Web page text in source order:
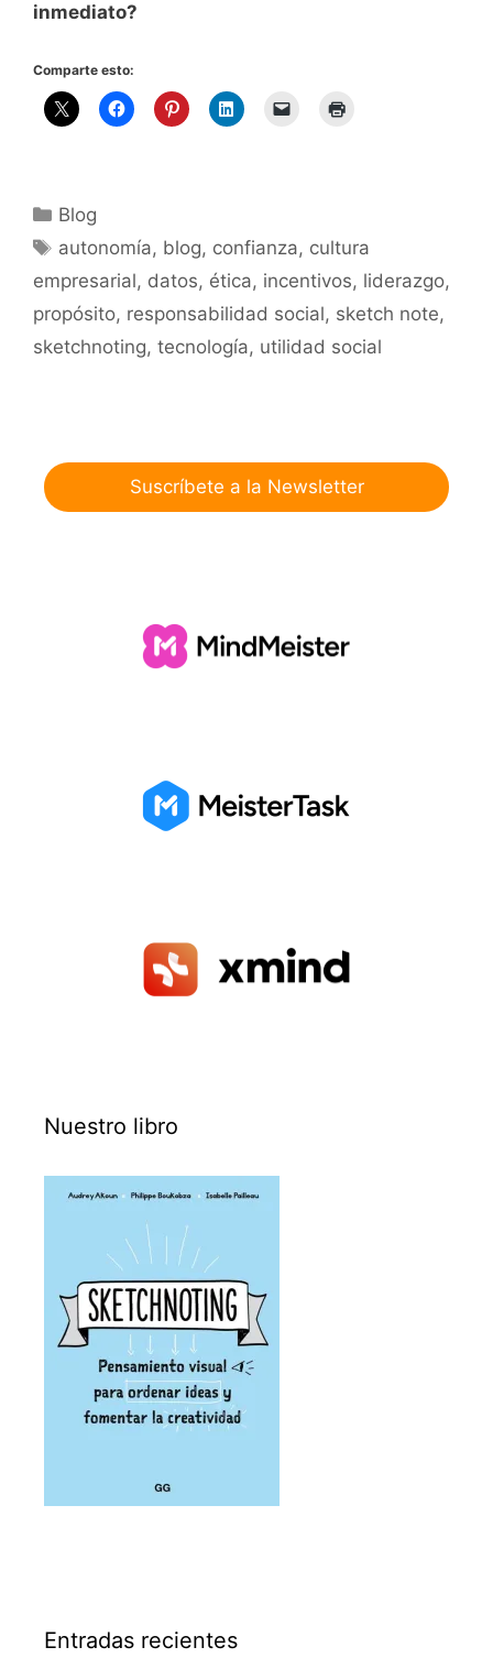
inmediato?
Comparte esto:
Categorías
Blog
Etiquetas
autonomía, blog, confianza, cultura
empresarial, datos, ética, incentivos, liderazgo,
propósito, responsabilidad social, sketch note,
sketchnoting, tecnología, utilidad social
Suscríbete a la Newsletter
Nuestro libro
Entradas recientes